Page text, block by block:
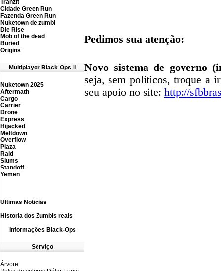
Tranzit
Cidade Green Run
Fazenda Green Run
Nuketown de zumbi
Die Rise
Mob of the dead
Buried
Origins
Multiplayer Black-Ops-II
Nuketown 2025
Aftermath
Cargo
Carrier
Drone
Express
Hijacked
Meltdown
Overflow
Plaza
Raid
Slums
Standoff
Yemen
Ultimas Noticias
Historia dos Zumbis reais
Informações B lack-Ops
Serviço
Árvore
Pedimos sua atenção:
Novo sistema de governo
seja, sem políticos, troque a
seu apoio no site: http://